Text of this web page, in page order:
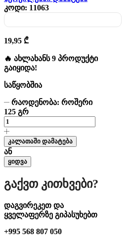
კოდი: 11063
19,95 ₾
🔥 ახლახანს 9 პროდუქტი
გაიყიდა!
საწყობშია
რაოდენობა: როშერი
125 გრ
კალათაში დამატება
ან
ყიდვა
Გაქვთ Კითხვები?
დაგვირეკეთ და
ყველაფერზე გიპასუხებთ
+995 568 807 050